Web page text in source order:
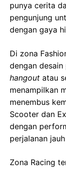
punya cerita
pengunjung
dengan gaya
Di zona
dengan desain
hangout atau
menampilkan
menembus
Scooter dan
dengan
perjalanan
Zona Racing